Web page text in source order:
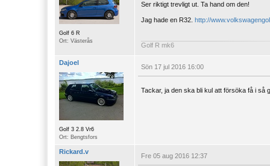
Golf 6 R
Ort: Västerås
Ser riktigt trevligt ut. Ta hand om den!
Jag hade en R32. http://
Golf R mk6
Dajoel
Golf 3 2.8 Vr6
Ort: Bengtsfors
Sön 17 jul 2016 16:00
Tackar, ja den ska bli kul att försöka få i så
Rickard.v
Fre 05 aug 2016 12:37